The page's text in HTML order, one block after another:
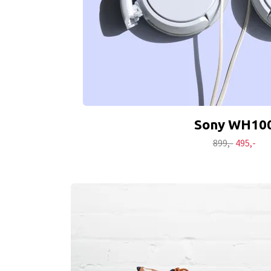
Sony
899,- 495,-